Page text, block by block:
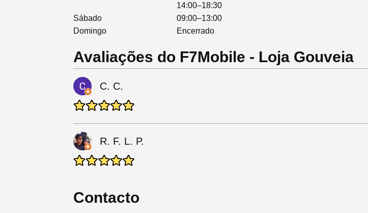
14:00–18:30
Sábado
09:00–13:00
Domingo
Encerrado
Avaliações do F7Mobile - Loja Gouveia
C. C.
R. F. L. P.
Contacto